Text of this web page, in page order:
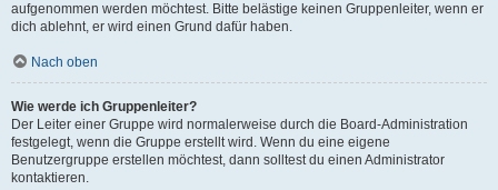
aufgenommen werden möchtest. Bitte belästige keinen Gruppenleiter, wenn er
dich ablehnt, er wird einen Grund dafür haben.
Nach oben
Wie werde ich Gruppenleiter?
Der Leiter einer Gruppe wird normalerweise durch die Board-Administration
festgelegt, wenn die Gruppe erstellt wird. Wenn du eine eigene
Benutzergruppe erstellen möchtest, dann solltest du einen Administrator
kontaktieren.